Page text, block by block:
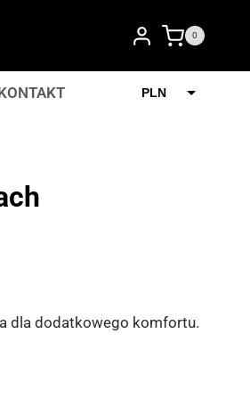
0
PLN
dla dodatkowego komfortu.